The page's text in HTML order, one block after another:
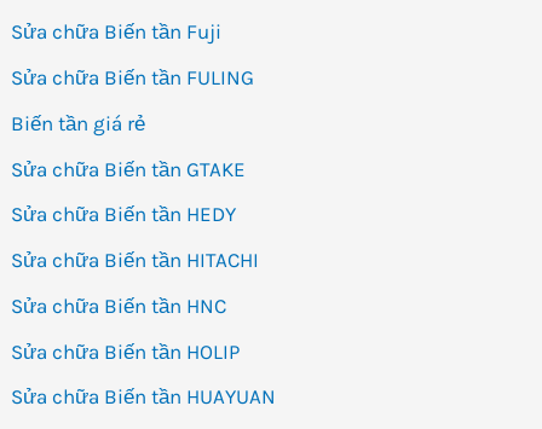
Sửa chữa Biến tần Fuji
Sửa chữa Biến tần FULING
Biến tần giá rẻ
Sửa chữa Biến tần GTAKE
Sửa chữa Biến tần HEDY
Sửa chữa Biến tần HITACHI
Sửa chữa Biến tần HNC
Sửa chữa Biến tần HOLIP
Sửa chữa Biến tần HUAYUAN